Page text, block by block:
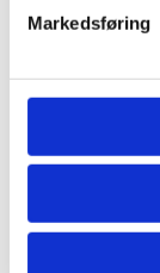
Markedsføring